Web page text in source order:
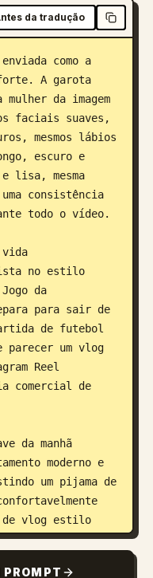
da tradução
como a
A garota
mulher da imagem
faciais suaves,
mesmos lábios
escuro e
lisa, mesma
consistência
todo o vídeo.
no estilo
da
para sair de
de futebol
parecer um vlog
Reel
comercial de
da manhã
moderno e
um pijama de
de vlog estilo
estética
PROMPT